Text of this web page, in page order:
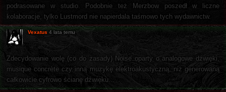
podrasowane w studio. Podobnie też Merzbow poszedł w liczne
kolaboracje, tylko Lustmord nie napierdala taśmowo tych wydawnictw.
Vexatus 4 lata temu
Zdecydowanie wolę (co do zasady) Noise oparty o analogowe dźwięki,
musique concrète czy inną muzykę elektroakustyczną, niż generowaną
całkowicie cyfrowo ścianę dźwięku...